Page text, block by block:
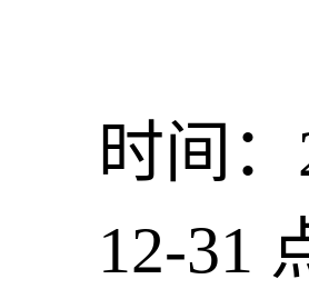
时间：
12-31